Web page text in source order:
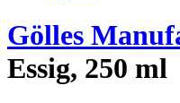
Gölles
Essig, 250 ml